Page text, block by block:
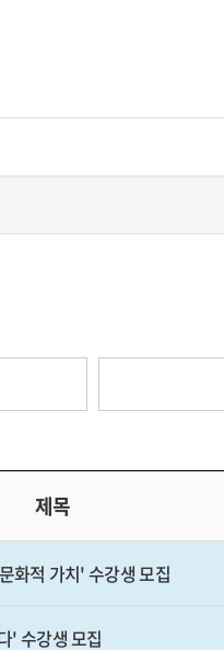
제목
화적 가치' 수강생 모집
' 수강생 모집